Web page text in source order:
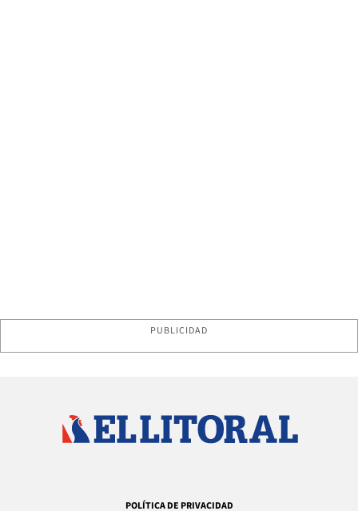
PUBLICIDAD
POLÍTICA DE PRIVACIDAD